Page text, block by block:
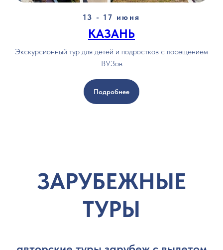
13 - 17 июня
КАЗАНЬ
Экскурсионный тур для детей и подростков с посещением
ВУЗов
Подробнее
ЗАРУБЕЖНЫЕ
ТУРЫ